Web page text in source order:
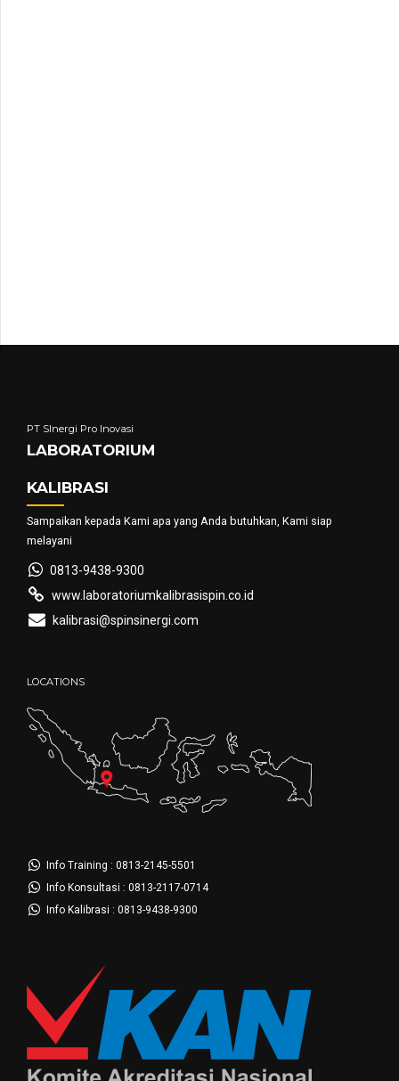
PT SInergi Pro Inovasi
LABORATORIUM
KALIBRASI
Sampaikan kepada Kami apa yang Anda butuhkan, Kami siap
melayani
0813-9438-9300
www.laboratoriumkalibrasispin.co.id
kalibrasi@spinsinergi.com
LOCATIONS
Info Training : 0813-2145-5501
Info Konsultasi : 0813-2117-0714
Info Kalibrasi : 0813-9438-9300